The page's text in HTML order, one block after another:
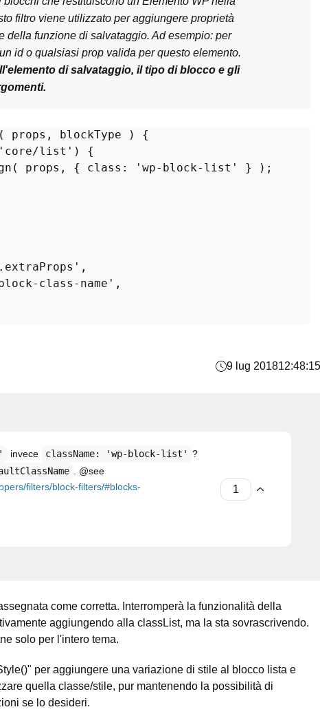
filtro viene utilizzato per aggiungere proprietà
della funzione di salvataggio. Ad esempio: per
id o qualsiasi prop valida per questo elemento.
di salvataggio, il tipo di blocco e gli
( props, blockType ) {
'core/list' ) {
( props, { class : 'wp-block-list'
} );
,
class-name' ,
9 lug 201812:48:15
invece className: 'wp-block-list' ?
. @see
filters/block-filters/#blocks-
come corretta. Interromperà la funzionalità della
aggiungendo alla classList, ma la sta sovrascrivendo.
solo per l'intero tema.
per aggiungere una variazione di stile al blocco lista e
quella classe/stile, pur mantenendo la possibilità di
se lo desideri.